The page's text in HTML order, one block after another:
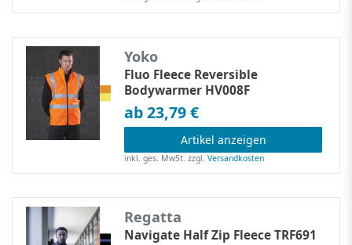
Yoko
Fluo Fleece Reversible
Bodywarmer HV008F
ab 23,79 €
Artikel anzeigen
inkl. ges. MwSt. zzgl.Versandkosten
Regatta
Navigate Half Zip Fleece TRF691